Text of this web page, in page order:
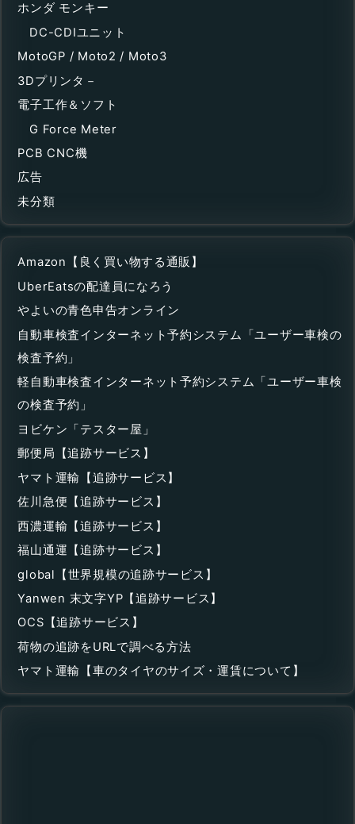
ホンダ モンキー
DC-CDIユニット
MotoGP / Moto2 / Moto3
3Dプリンタ－
電子工作＆ソフト
G Force Meter
PCB CNC機
広告
未分類
Amazon【良く買い物する通販】
UberEatsの配達員になろう
やよいの青色申告オンライン
自動車検査インターネット予約システム「ユーザー車検の
検査予約」
軽自動車検査インターネット予約システム「ユーザー車検
の検査予約」
ヨビケン「テスター屋」
郵便局【追跡サービス】
ヤマト運輸【追跡サービス】
佐川急便【追跡サービス】
西濃運輸【追跡サービス】
福山通運【追跡サービス】
global【世界規模の追跡サービス】
Yanwen 末文字YP【追跡サービス】
OCS【追跡サービス】
荷物の追跡をURLで調べる方法
ヤマト運輸【車のタイヤのサイズ・運賃について】